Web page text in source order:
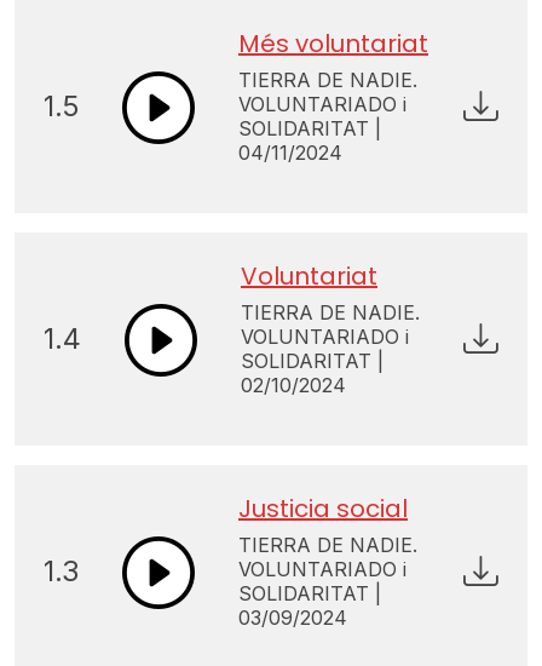
1.5
Més voluntariat
TIERRA DE NADIE.
VOLUNTARIADO i
SOLIDARITAT |
04/11/2024
1.4
Voluntariat
TIERRA DE NADIE.
VOLUNTARIADO i
SOLIDARITAT |
02/10/2024
1.3
Justicia social
TIERRA DE NADIE.
VOLUNTARIADO i
SOLIDARITAT |
03/09/2024